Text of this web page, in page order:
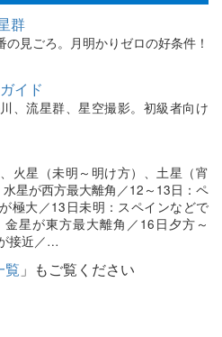
群
見ごろ。月明かりゼロの好条件！
イド
、流星群、星空撮影。初級者向け
火星（未明～明け方）、土星（宵
水星が西方最大離角／12～13日：ペ
極大／13日未明：スペインなどで
星が東方最大離角／16日夕方～
接近／…
覧 」もご覧ください